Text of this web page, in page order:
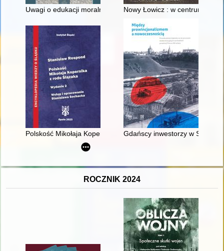
Uwagi o edukacji moralnej synów szlacheckich w XVI-
Nowy Łowicz : w centrum
Polskość Mikołaja Kopernika z rodu Ślązaka
Gdańscy inwestorzy w
ROCZNIK 2024